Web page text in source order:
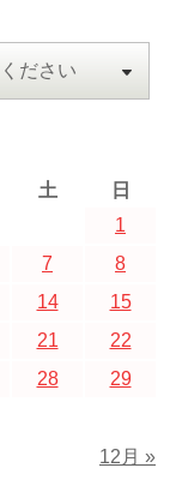
土 日
12月 »
1
7
8
14
15
21
22
28
29